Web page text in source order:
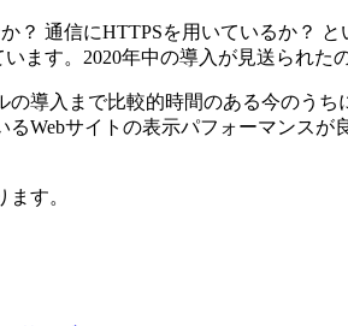
？ 通信にHTTPSを用いているか？
ます。2020年中の導入が見送られ
導入まで比較的時間のある今のう
Webサイトの表示パフォーマンス
す。